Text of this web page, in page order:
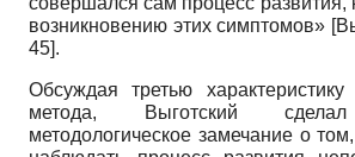
возникновению этих симптомов» [
45].
Обсуждая третью характеристику
метода, Выготский
методологическое замечание о